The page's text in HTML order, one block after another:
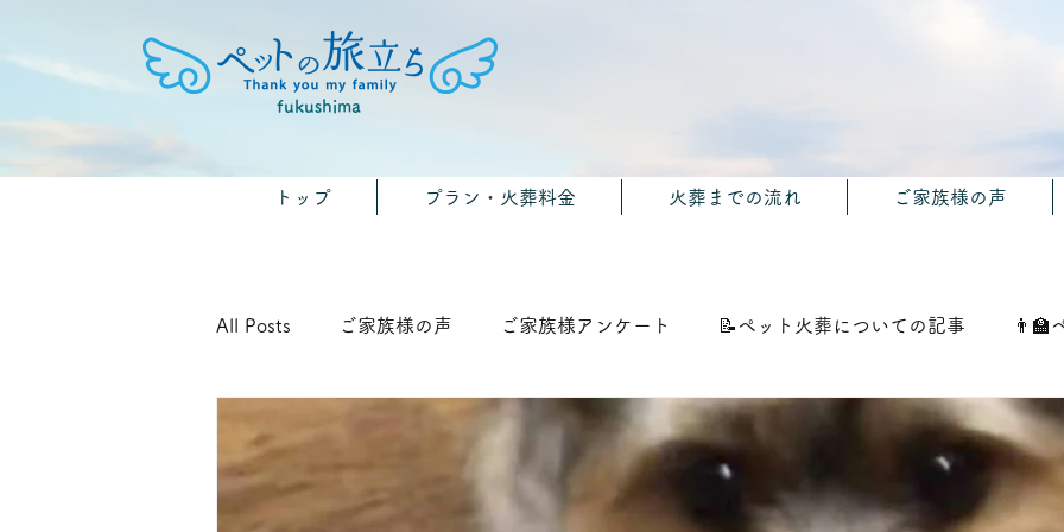
fukushima
トップ プラン・火葬料金 火葬までの流れ ご家族様の声
All Posts ご家族様の声 ご家族様アンケート 📝ペット火葬についての記事 👨‍🏫